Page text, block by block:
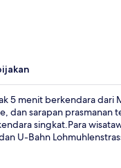
5 menit berkendara dari
dan sarapan prasmanan
singkat.Para
U-Bahn